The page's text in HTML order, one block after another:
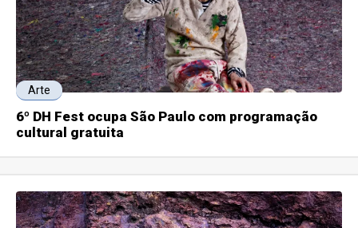
Arte
6º DH Fest ocupa São Paulo com programação
cultural gratuita